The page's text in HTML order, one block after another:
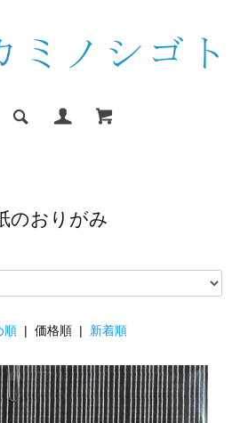
のおりがみ
順 | 価格順 | 新着順